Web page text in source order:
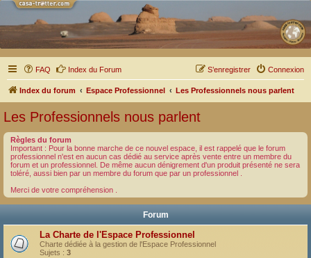
FAQ Index du Forum Connexion
S’enregistrer
Index du forum Espace Professionnel Les Professionnels nous parlent
Les Professionnels nous parlent
Règles du forum
Important : Pour la bonne marche de ce nouvel espace, il est rappelé que le forum
professionnel n'est en aucun cas dédié au service après vente entre un membre du
forum et un professionnel. De même aucun dénigrement d'un produit présenté ne sera
toléré, aussi bien par un membre du forum que par un professionnel .
Merci de votre compréhension .
Forum
La Charte de l'Espace Professionnel
Charte dédiée à la gestion de l'Espace Professionnel
Sujets : 3